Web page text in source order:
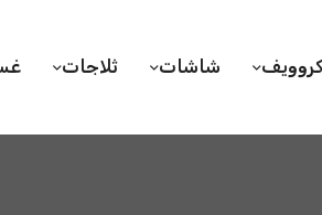
شاشات ثلاجات